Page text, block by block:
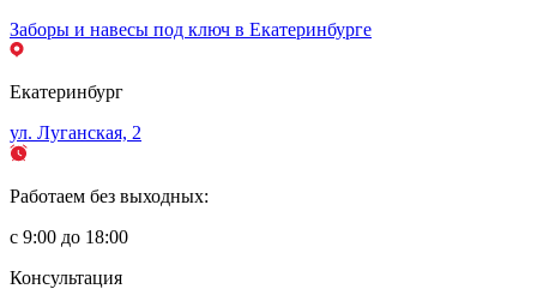
Заборы и навесы под ключ в Екатеринбурге
Екатеринбург
ул. Луганская, 2
Работаем без выходных:
с 9:00 до 18:00
Консультация